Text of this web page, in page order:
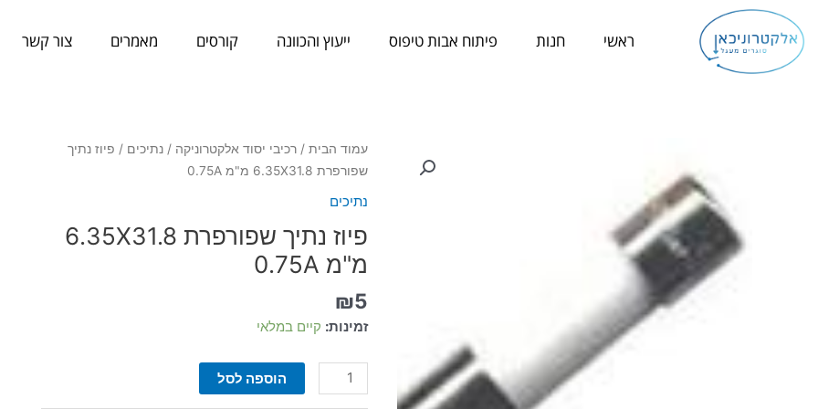
לתוכן
ראשי חנות פיתוח אבות טיפוס ייעוץ והכוונה קורסים מאמרים צור קשר
עמוד הבית/ רכיבי יסוד אלקטרוניקה / נתיכים / פיוז נתיך
שפורפרת 6.35X31.8 מ"מ 0.75A
נתיכים
פיוז נתיך שפורפרת 6.35X31.8
מ"מ 0.75A
₪5
זמינות: קיים במלאי
כמות
של
שפורפרת
6.35X31.8
מ"מ
0.75A
הוספה לסל